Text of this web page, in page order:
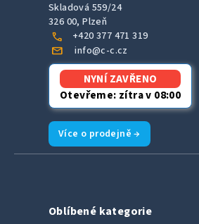
Skladová 559/24
326 00, Plzeň
call +420 377 471 319
mail info@c-c.cz
NYNÍ ZAVŘENO
Otevřeme: zítra v 08:00
Více o prodejně →
Oblíbené kategorie